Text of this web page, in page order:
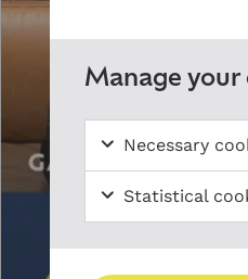
Manage
Necessary
Statistical